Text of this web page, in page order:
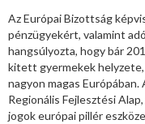
Az Európai Bizottság
pénzügyekért, valamint
hangsúlyozta, hogy bár
kitett gyermekek helyzete,
nagyon magas
Regionális Fejlesztési
jogok európai pillér